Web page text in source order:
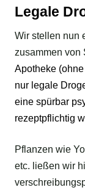
Legale
Wir stellen nun
zusammen von
Apotheke
nur legale
eine spürbar
rezeptpflichtig
Pflanzen wie
etc. ließen wir